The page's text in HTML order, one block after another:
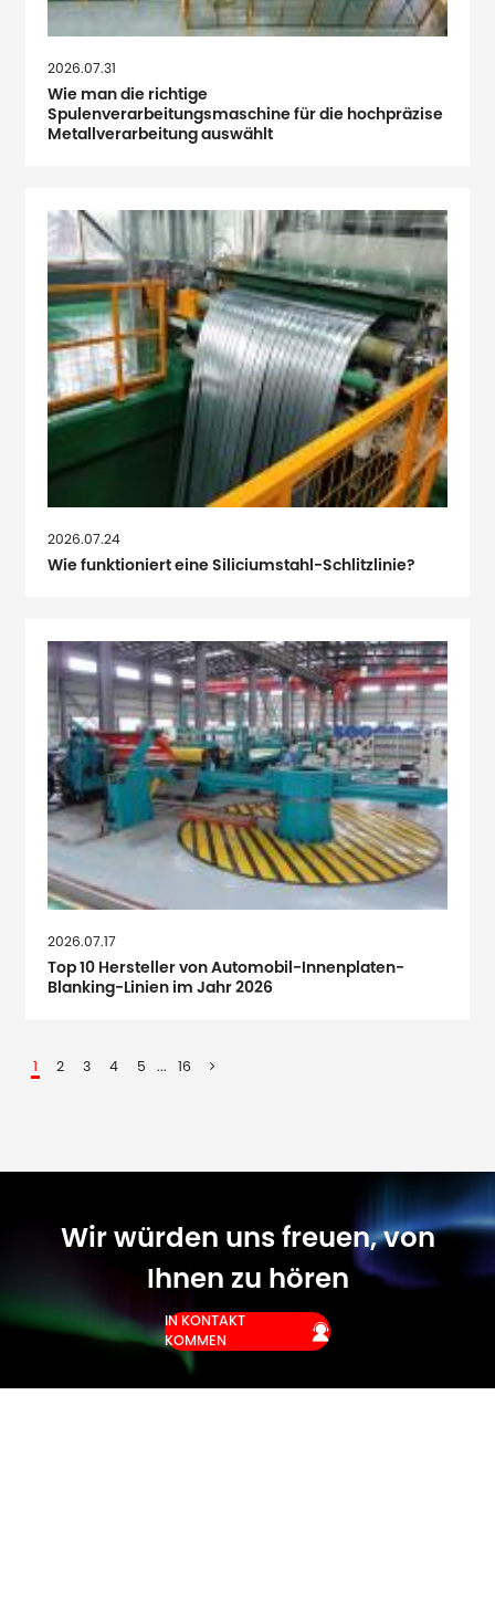
2026.07.31
Wie man die richtige
Spulenverarbeitungsmaschine für die hochpräzise
Metallverarbeitung auswählt
2026.07.24
Wie funktioniert eine Siliciumstahl-Schlitzlinie?
2026.07.17
Top 10 Hersteller von Automobil-Innenplaten-
Blanking-Linien im Jahr 2026
1 2 3 4 5 ... 16
Wir würden uns freuen, von
Ihnen zu hören
IN KONTAKT
KOMMEN
